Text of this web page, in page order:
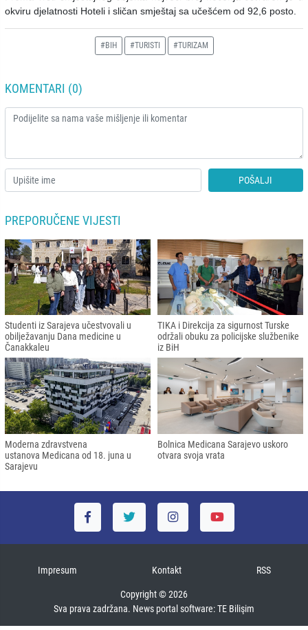
okviru djelatnosti Hoteli i sličan smještaj sa učešćem od 92,6 posto.
#BIH #TURISTI #TURIZAM
KOMENTARI (0)
POŠALJI
PREPORUČENE VIJESTI
Studenti iz Sarajeva učestvovali u
obilježavanju Dana medicine u
Čanakkaleu
TIKA i Direkcija za sigurnost Turske
održali obuku za policijske službenike
iz BiH
Moderna zdravstvena
ustanova Medicana od 18. juna u
Sarajevu
Bolnica Medicana Sarajevo uskoro
otvara svoja vrata
Impresum Kontakt RSS
Copyright © 2026
Sva prava zadržana. News portal software:TE Bilişim